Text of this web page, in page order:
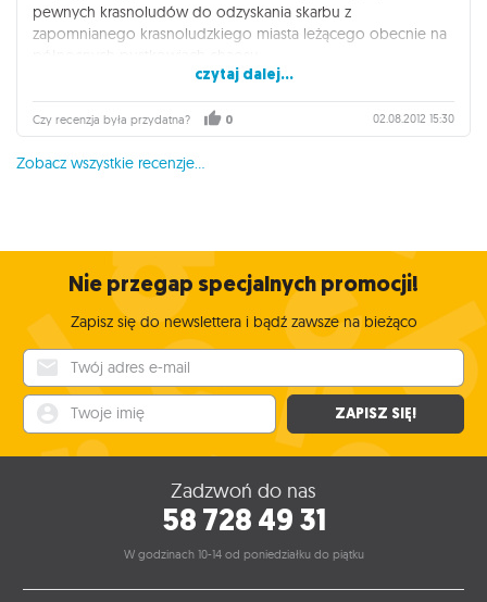
pewnych krasnoludów do odzyskania skarbu z
zapomnianego krasnoludzkiego miasta leżącego obecnie na
I pogoni Thanquola za chwałą ;).
Finałowa walka z tytułowym demonem jest wprost genialna.
To też początek miłosnego wątku Felix'a.
czytaj dalej...
Czy recenzja była przydatna? 0 02.08.2012 15:30
Zobacz wszystkie recenzje...
Nie przegap specjalnych promocji!
Zapisz się do newslettera i bądź zawsze na bieżąco
ZAPISZ SIĘ!
Zadzwoń do nas
58 728 49 31
W godzinach 10-14 od poniedziałku do piątku